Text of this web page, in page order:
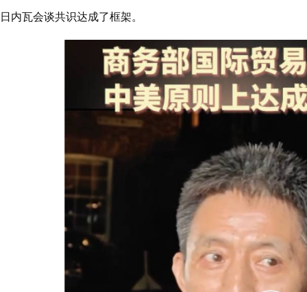
日内瓦会谈共识达成了框架。